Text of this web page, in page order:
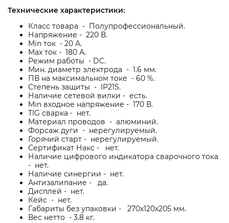
Технические характеристики:
Класс товара - Полупрофессиональный.
Напряжение - 220 В.
Min ток - 20 А.
Max ток - 180 А.
Режим работы - DC.
Мин. диаметр электрода - 1.6 мм.
ПВ на максимальном токе - 60 %.
Степень защиты - IP21S.
Наличие сетевой вилки - есть.
Min входное напряжение - 170 В.
TIG сварка - нет.
Материал проводов - алюминий.
Форсаж дуги - нерегулируемый.
Горячий старт - нерегулируемый.
Сертификат Накс - нет.
Наличие цифрового индикатора сварочного тока
- нет.
Наличие синергии - нет.
Антизалипание - да.
Дисплей - нет.
Кейс - нет.
Габариты без упаковки - 270x120x205 мм.
Вес нетто - 3.8 кг.